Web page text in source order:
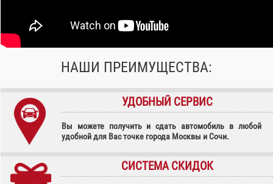
НАШИ ПРЕИМУЩЕСТВА:
УДОБНЫЙ СЕРВИС
Вы можете получить и сдать автомобиль в любой
удобной для Вас точке города Москвы и Сочи.
СИСТЕМА СКИДОК